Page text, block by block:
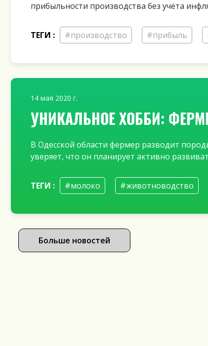
прибыльности производства без учёта
ТЕГИ : #производство #прибыль
14 мая 2020 г.
УНИКАЛЬНОЕ ХОББИ:
В Одесской области фермер разводит
уверяет, что он планирует активно
ТЕГИ : #молоко #животноводство